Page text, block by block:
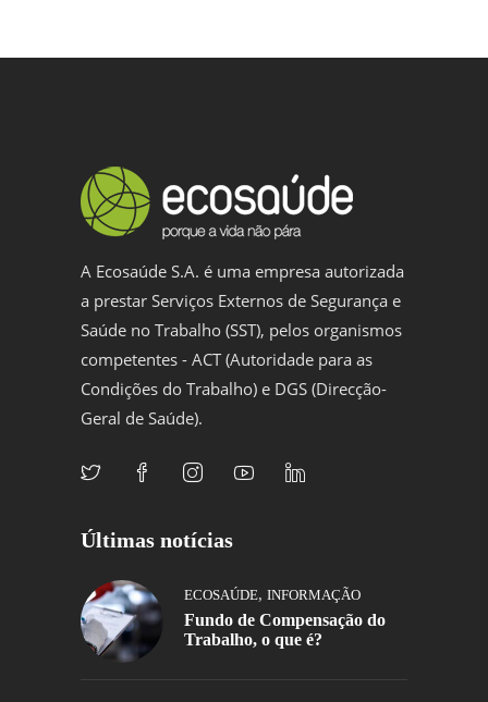
A Ecosaúde S.A. é uma empresa autorizada
a prestar Serviços Externos de Segurança e
Saúde no Trabalho (SST), pelos organismos
competentes - ACT (Autoridade para as
Condições do Trabalho) e DGS (Direcção-
Geral de Saúde).
Últimas notícias
ECOSAÚDE, INFORMAÇÃO
Fundo de Compensação do
Trabalho, o que é?